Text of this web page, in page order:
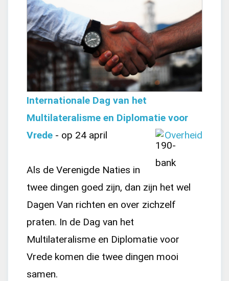
Internationale Dag van het
Multilateralisme en Diplomatie voor
Vrede- op 24 april Overheid
Als de Verenigde Naties in
twee dingen goed zijn, dan zijn het wel
Dagen Van richten en over zichzelf
praten. In de Dag van het
Multilateralisme en Diplomatie voor
Vrede komen die twee dingen mooi
samen.